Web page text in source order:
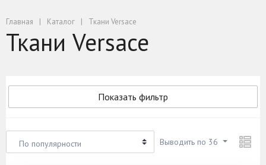
Главная Каталог Ткани Versace
Ткани Versace
Показать фильтр
По популярности Выводить по 36